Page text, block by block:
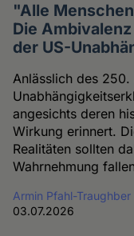
"Alle
Die
der US-
Anlässlich des
angesichts deren
Wirkung erinnert.
Realitäten sollten
Wahrnehmung
Armin Pfahl-Traughber
03.07.2026